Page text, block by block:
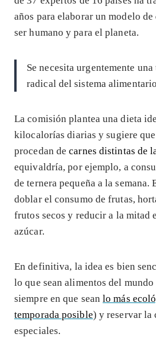
años para elaborar un modelo de
ser humano y para el planeta.
Se necesita urgentemente
radical del sistema
La comisión plantea una dieta
kilocalorías diarias y sugiere
procedan decarnes distintas de
equivaldría, por ejemplo, a
de ternera pequeña a la
doblar el consumo de frutas,
frutos secos y reducir a la mitad
azúcar.
En definitiva, la idea es bien
lo que sean alimentos del
siempre en que seanlo más
temporada posible) y reservar la
especiales.